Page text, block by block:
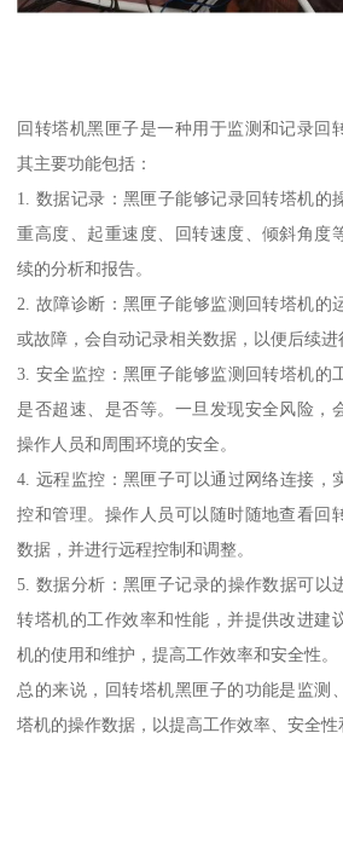
回转塔机黑匣子是一种用于监测和记录回
其主要功能包括：
1. 数据记录：黑匣子能够记录回转塔机的
重高度、起重速度、回转速度、倾斜角度
续的分析和报告。
2. 故障诊断：黑匣子能够监测回转塔机的
或故障，会自动记录相关数据，以便后续进
3. 安全监控：黑匣子能够监测回转塔机的
是否超速、是否等。一旦发现安全风险，
操作人员和周围环境的安全。
4. 远程监控：黑匣子可以通过网络连接，
控和管理。操作人员可以随时随地查看回
数据，并进行远程控制和调整。
5. 数据分析：黑匣子记录的操作数据可以
转塔机的工作效率和性能，并提供改进建
机的使用和维护，提高工作效率和安全性。
总的来说，回转塔机黑匣子的功能是监测
塔机的操作数据，以提高工作效率、安全性